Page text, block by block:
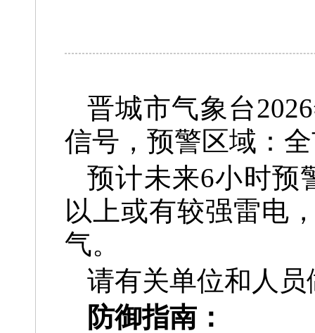
晋城市气象台
信号，预警区域：
预计未来6小时预
以上或有较强雷电
气。
请有关单位和人
防御指南：